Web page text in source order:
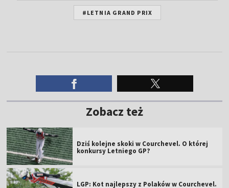
#LETNIA GRAND PRIX
Zobacz też
Dziś kolejne skoki w Courchevel. O której
konkursy Letniego GP?
LGP: Kot najlepszy z Polaków w Courchevel.